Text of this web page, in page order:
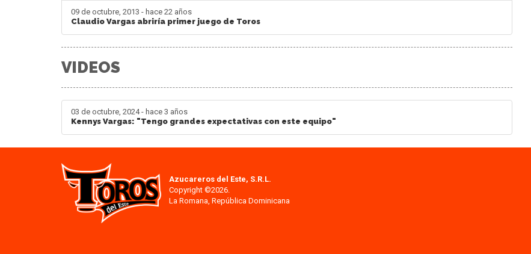
09 de octubre, 2013 - hace 22 años
Claudio Vargas abriría primer juego de Toros
VIDEOS
03 de octubre, 2024 - hace 3 años
Kennys Vargas: "Tengo grandes expectativas con este equipo"
Azucareros del Este, S.R.L.
Copyright ©2026.
La Romana, República Dominicana